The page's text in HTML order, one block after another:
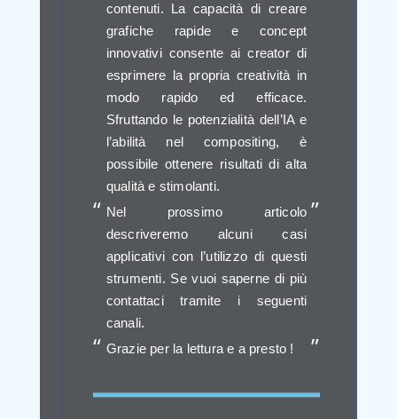
contenuti. La capacità di creare
grafiche rapide e concept
innovativi consente ai creator di
esprimere la propria creatività in
modo rapido ed efficace.
Sfruttando le potenzialità dell’IA e
l’abilità nel compositing, è
possibile ottenere risultati di alta
qualità e stimolanti.
Nel prossimo articolo
descriveremo alcuni casi
applicativi con l’utilizzo di questi
strumenti. Se vuoi saperne di più
contattaci tramite i seguenti
canali.
Grazie per la lettura e a presto !